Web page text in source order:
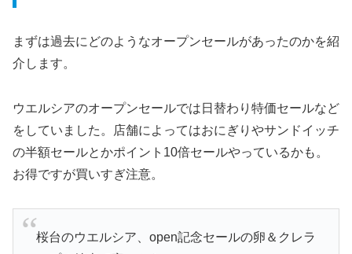
まずは過去にどのようなオープンセールがあったのかを紹
介します。
ウエルシアのオープンセールでは日替わり特価セールなど
をしていました。店舗によってはおにぎりやサンドイッチ
の半額セールとかポイント10倍セールやっているかも。
お得ですが買いすぎ注意。
桜台のウエルシア、open記念セールの卵＆クレラ